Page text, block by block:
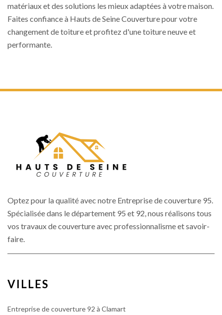
matériaux et des solutions les mieux adaptées à votre maison.
Faites confiance à Hauts de Seine Couverture pour votre
changement de toiture et profitez d'une toiture neuve et
performante.
Optez pour la qualité avec notre Entreprise de couverture 95
Spécialisée dans le département 95 et 92, nous réalisons tous
vos travaux de couverture avec professionnalisme et savoir-
faire.
VILLES
Entreprise de couverture 92 à Clamart